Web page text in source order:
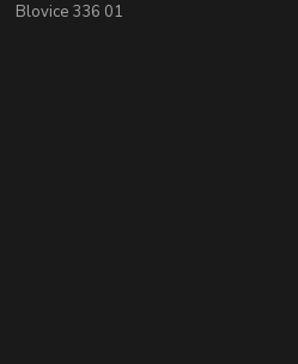
Blovice 336 01